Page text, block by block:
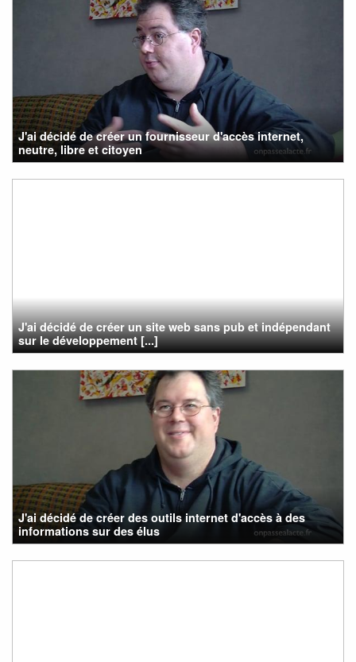
J'ai décidé de créer un fournisseur d'accès internet,
neutre, libre et citoyen
J'ai décidé de créer un site web sans pub et indépendant
sur le développement [...]
J'ai décidé de créer des outils internet d'accès à des
informations sur des élus